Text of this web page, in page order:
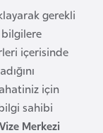
gerekli
bilgilere
içerisinde
için
sahibi
Merkezi